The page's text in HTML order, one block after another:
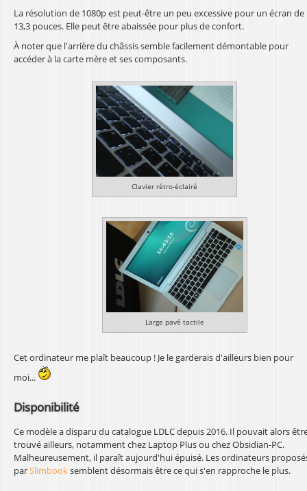
La résolution de 1080p est peut-être un peu excessive pour un écran de
13,3 pouces. Elle peut être abaissée pour plus de confort.
À noter que l'arrière du châssis semble facilement démontable pour
accéder à la carte mère et ses composants.
Clavier rétro-éclairé
Large pavé tactile
Cet ordinateur me plaît beaucoup ! Je le garderais d'ailleurs bien pour
moi...
Disponibilité
Ce modèle a disparu du catalogue LDLC depuis 2016. Il pouvait alors
trouvé ailleurs, notamment chez Laptop Plus ou chez Obsidian-PC.
Malheureusement, il paraît aujourd'hui épuisé. Les ordinateurs
parSlimbooksemblent désormais être ce qui s'en rapproche le plus.